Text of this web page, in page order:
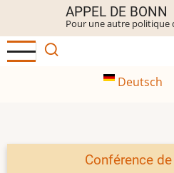
contenu
principal
APPEL DE BONN
Pour une autre politique
Deutsch
Conférence